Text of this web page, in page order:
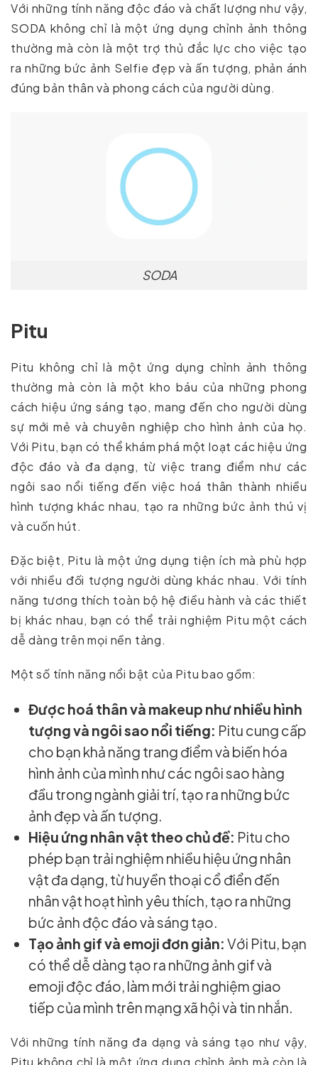
Với những tính năng độc đáo và chất lượng như vậy,
SODA không chỉ là một ứng dụng chỉnh ảnh thông
thường mà còn là một trợ thủ đắc lực cho việc tạo
ra những bức ảnh Selfie đẹp và ấn tượng, phản ánh
đúng bản thân và phong cách của người dùng.
SODA
Pitu
Pitu không chỉ là một ứng dụng chỉnh ảnh thông
thường mà còn là một kho báu của những phong
cách hiệu ứng sáng tạo, mang đến cho người dùng
sự mới mẻ và chuyên nghiệp cho hình ảnh của họ.
Với Pitu, bạn có thể khám phá một loạt các hiệu ứng
độc đáo và đa dạng, từ việc trang điểm như các
ngôi sao nổi tiếng đến việc hoá thân thành nhiều
hình tượng khác nhau, tạo ra những bức ảnh thú vị
và cuốn hút.
Đặc biệt, Pitu là một ứng dụng tiện ích mà phù hợp
với nhiều đối tượng người dùng khác nhau. Với tính
năng tương thích toàn bộ hệ điều hành và các thiết
bị khác nhau, bạn có thể trải nghiệm Pitu một cách
dễ dàng trên mọi nền tảng.
Một số tính năng nổi bật của Pitu bao gồm:
Được hoá thân và makeup như nhiều hình
tượng và ngôi sao nổi tiếng: Pitu cung cấp
cho bạn khả năng trang điểm và biến hóa
hình ảnh của mình như các ngôi sao hàng
đầu trong ngành giải trí, tạo ra những bức
ảnh đẹp và ấn tượng.
Hiệu ứng nhân vật theo chủ đề: Pitu cho
phép bạn trải nghiệm nhiều hiệu ứng nhân
vật đa dạng, từ huyền thoại cổ điển đến
nhân vật hoạt hình yêu thích, tạo ra những
bức ảnh độc đáo và sáng tạo.
Tạo ảnh gif và emoji đơn giản: Với Pitu, bạn
có thể dễ dàng tạo ra những ảnh gif và
emoji độc đáo, làm mới trải nghiệm giao
tiếp của mình trên mạng xã hội và tin nhắn.
Với những tính năng đa dạng và sáng tạo như vậy,
Pitu không chỉ là một ứng dụng chỉnh ảnh mà còn là